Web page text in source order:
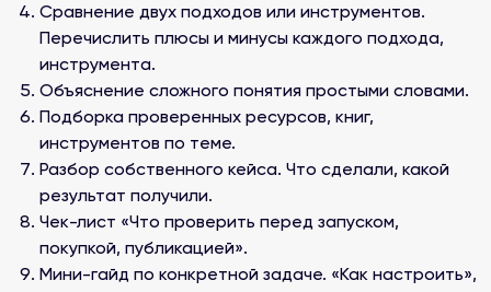
Сравнение двух подходов или инструментов.
Перечислить плюсы и минусы каждого подхода,
инструмента.
Объяснение сложного понятия простыми словами.
Подборка проверенных ресурсов, книг,
инструментов по теме.
Разбор собственного кейса. Что сделали, какой
результат получили.
Чек-лист «Что проверить перед запуском,
покупкой, публикацией».
Мини-гайд по конкретной задаче. «Как настроить»,